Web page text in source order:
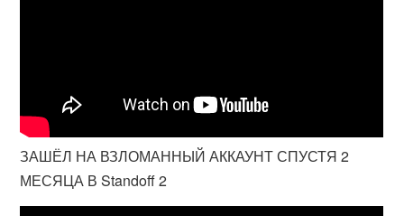
ЗАШЁЛ НА ВЗЛОМАННЫЙ АККАУНТ СПУСТЯ 2
МЕСЯЦА В Standoff 2